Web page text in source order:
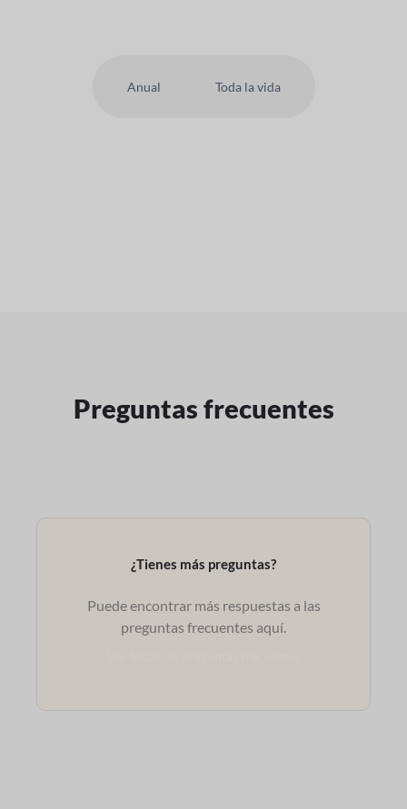
Anual Toda la vida
Preguntas frecuentes
¿Tienes más preguntas?
Puede encontrar más respuestas a las
preguntas frecuentes aquí.